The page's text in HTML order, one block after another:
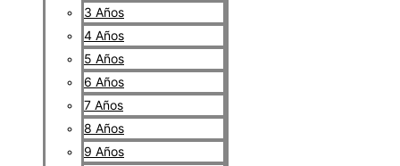
3 Años
4 Años
5 Años
6 Años
7 Años
8 Años
9 Años